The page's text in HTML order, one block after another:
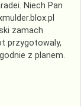
Niech Pan
zamach
przygotowaly,
z planem.